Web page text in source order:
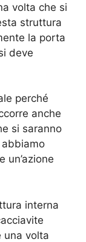
volta che si
struttura
la porta
deve
perché
anche
si saranno
un’azione
interna
una volta